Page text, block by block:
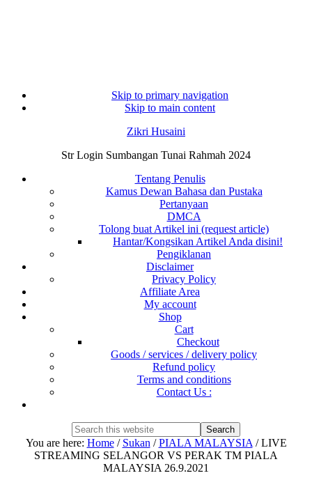
Skip to primary navigation
Skip to main content
Zikri Husaini
Str Login Sumbangan Tunai Rahmah 2024
Tentang Penulis
Kamus Dewan Bahasa dan Pustaka
Pertanyaan
DMCA
Tolong buat Artikel ini (request article)
Hantar/Kongsikan Artikel Anda disini!
Pengiklanan
Disclaimer
Privacy Policy
Affiliate Area
My account
Shop
Cart
Checkout
Goods / services / delivery policy
Refund policy
Terms and conditions
Contact Us :
Search
this
website
Hide
Search
You are here: Home / Sukan / PIALA MALAYSIA /LIVE
STREAMING SELANGOR VS PERAK TM PIALA
MALAYSIA 26.9.2021